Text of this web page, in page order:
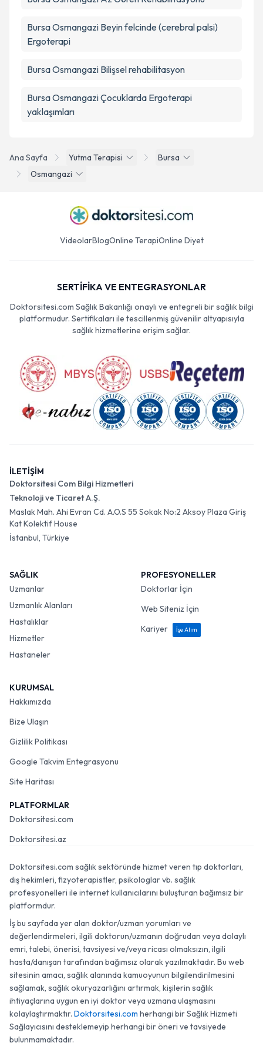
Ana Sayfa Yutma Terapisi
Bursa
Osmangazi
Bursa Osmangazi Beyin felcinde (cerebral palsi)
Ergoterapi
Bursa Osmangazi Bilişsel rehabilitasyon
Bursa Osmangazi Çocuklarda Ergoterapi
yaklaşımları
VideolarBlogOnline TerapiOnline Diyet
SERTİFİKA VE ENTEGRASYONLAR
Doktorsitesi.com Sağlık Bakanlığı onaylı ve entegreli bir sağlık bilgi
platformudur. Sertifikaları ile tescillenmiş güvenilir altyapısıyla
sağlık hizmetlerine erişim sağlar.
İLETİŞİM
Doktorsitesi Com Bilgi Hizmetleri
Teknoloji ve Ticaret A.Ş.
Maslak Mah. Ahi Evran Cd. A.O.S 55 Sokak No:2 Aksoy Plaza Giriş
Kat Kolektif House
İstanbul, Türkiye
SAĞLIK
Uzmanlar
Uzmanlık Alanları
Hastalıklar
Hizmetler
Hastaneler
PROFESYONELLER
Doktorlar İçin
Web Siteniz İçin
Kariyer
İşe Alım
KURUMSAL
Hakkımızda
Bize Ulaşın
Gizlilik Politikası
Google Takvim Entegrasyonu
Site Haritası
PLATFORMLAR
Doktorsitesi.com
Doktorsitesi.az
Doktorsitesi.com sağlık sektöründe hizmet veren tıp doktorları,
diş hekimleri, fizyoterapistler, psikologlar vb. sağlık
profesyonelleri ile internet kullanıcılarını buluşturan bağımsız bir
platformdur.
İş bu sayfada yer alan doktor/uzman yorumları ve
değerlendirmeleri, ilgili doktorun/uzmanın doğrudan veya dolaylı
emri, talebi, önerisi, tavsiyesi ve/veya ricası olmaksızın, ilgili
hasta/danışan tarafından bağımsız olarak yazılmaktadır. Bu web
sitesinin amacı, sağlık alanında kamuoyunun bilgilendirilmesini
sağlamak, sağlık okuryazarlığını artırmak, kişilerin sağlık
ihtiyaçlarına uygun en iyi doktor veya uzmana ulaşmasını
kolaylaştırmaktır. Doktorsitesi.com herhangi bir Sağlık Hizmeti
Sağlayıcısını desteklemeyip herhangi bir öneri ve tavsiyede
bulunmamaktadır.